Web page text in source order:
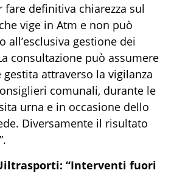
definitiva chiarezza sul
vige in Atm e non può
all’esclusiva gestione dei
consultazione può assumere
attraverso la vigilanza
comunali, durante le
urna e in occasione dello
Diversamente il risultato
“Interventi fuori